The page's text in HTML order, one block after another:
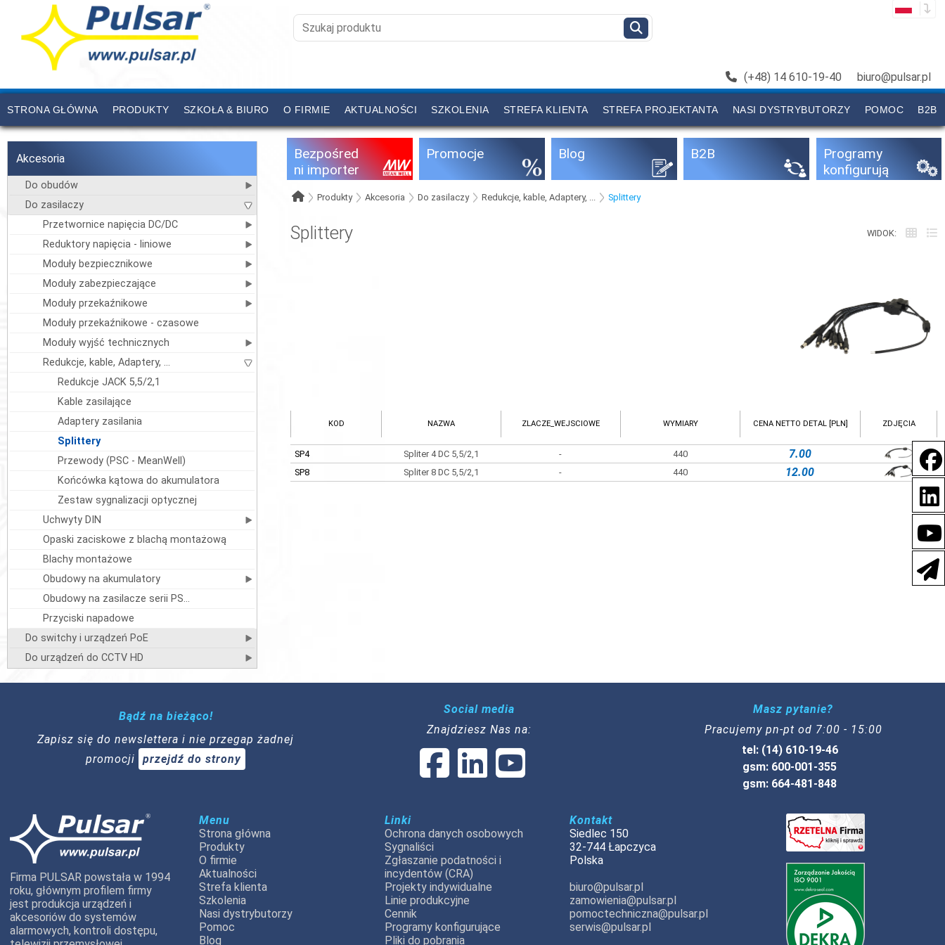
(+48) 14 610-19-40 biuro@pulsar.pl
STRONA GŁÓWNA PRODUKTY SZKOŁA & BIURO O FIRMIE AKTUALNOŚCI SZKOLENIA STREFA KLIENTA STREFA PROJEKTANTA NASI DYSTRYBUTORZY POMOC B2B
CENNIK KONTAKT
Akcesoria
Do obudów
Do zasilaczy
Przetwornice napięcia DC/DC
Reduktory napięcia - liniowe
Moduły bezpiecznikowe
Moduły zabezpieczające
Moduły przekaźnikowe
Moduły przekaźnikowe - czasowe
Moduły wyjść technicznych
Redukcje, kable, Adaptery, ...
Redukcje JACK 5,5/2,1
Kable zasilające
Adaptery zasilania
Splittery
Przewody (PSC - MeanWell)
Końcówka kątowa do akumulatora
Zestaw sygnalizacji optycznej
Uchwyty DIN
Opaski zaciskowe z blachą montażową
Blachy montażowe
Obudowy na akumulatory
Obudowy na zasilacze serii PS…
Przyciski napadowe
Do switchy i urządzeń PoE
Do urządzeń do CCTV HD
Bezpośred
ni importer
Promocje Blog B2B
Programy
konfigurują
Produkty Akcesoria Do zasilaczy Redukcje, kable, Adaptery, ... Splittery
Splittery WIDOK:
KOD NAZWA ZLACZE_WEJSCIOWE WYMIARY CENA NETTO DETAL [PLN] ZDJĘCIA
SP4 Spliter 4 DC 5,5/2,1 - 440 7.00
SP8 Spliter 8 DC 5,5/2,1 - 440 12.00
Bądź na bieżąco!
Zapisz się do newslettera i nie przegap żadnej
promocji
przejdź do strony
Social media
Znajdziesz Nas na:
Masz pytanie?
Pracujemy pn-pt od 7:00 - 15:00
tel: (14) 610-19-46
gsm: 600-001-355
gsm: 664-481-848
Firma PULSAR powstała w 1994
roku, głównym profilem firmy
jest produkcja urządzeń i
akcesoriów do systemów
alarmowych, kontroli dostępu,
Menu
Strona główna
Produkty
O firmie
Aktualności
Strefa klienta
Szkolenia
Nasi dystrybutorzy
Pomoc
Blog
Linki
Ochrona danych osobowych
Sygnaliści
Zgłaszanie podatności i
incydentów (CRA)
Projekty indywidualne
Linie produkcyjne
Cennik
Programy konfigurujące
Pliki do pobrania
Kontakt
Siedlec 150
32-744 Łapczyca
Polska
biuro@pulsar.pl
zamowienia@pulsar.pl
pomoctechniczna@pulsar.pl
serwis@pulsar.pl